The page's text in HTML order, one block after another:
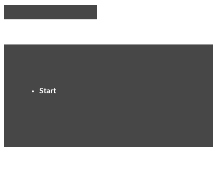
Start